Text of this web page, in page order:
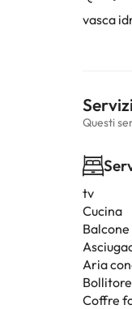
vasca
Questi
tv
Cucina
Balcone
Aria
Bollitore
Coffre